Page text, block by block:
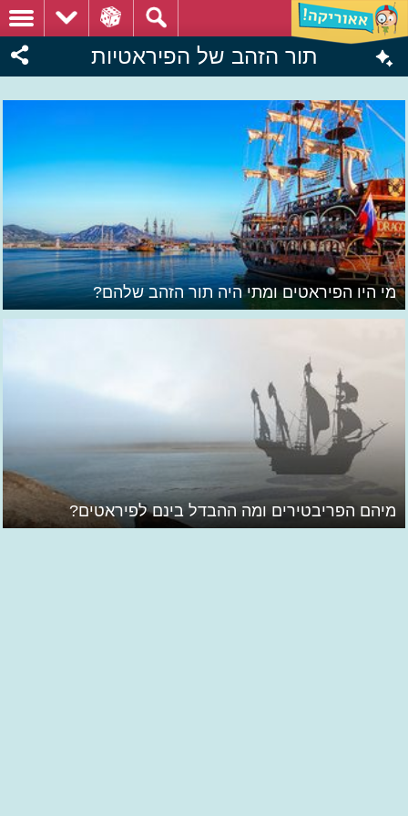
תור הזהב של הפיראטיות
מי היו הפיראטים ומתי היה תור הזהב שלהם?
מיהם הפריבטירים ומה ההבדל בינם לפיראטים?